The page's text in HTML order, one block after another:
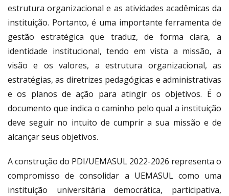
estrutura organizacional e as atividades acadêmicas da
instituição. Portanto, é uma importante ferramenta de
gestão estratégica que traduz, de forma clara, a
identidade institucional, tendo em vista a missão, a
visão e os valores, a estrutura organizacional, as
estratégias, as diretrizes pedagógicas e administrativas
e os planos de ação para atingir os objetivos. É o
documento que indica o caminho pelo qual a instituição
deve seguir no intuito de cumprir a sua missão e de
alcançar seus objetivos.
A construção do PDI/UEMASUL 2022-2026 representa o
compromisso de consolidar a UEMASUL como uma
instituição universitária democrática, participativa,